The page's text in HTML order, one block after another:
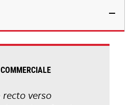
recto verso